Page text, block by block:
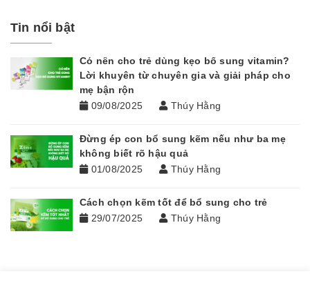
Tin nổi bật
Có nên cho trẻ dùng kẹo bổ sung vitamin?
Lời khuyên từ chuyên gia và giải pháp cho
mẹ bận rộn
09/08/2025
Thúy Hằng
Đừng ép con bổ sung kẽm nếu như ba mẹ
không biết rõ hậu quả
01/08/2025
Thúy Hằng
Cách chọn kẽm tốt để bổ sung cho trẻ
29/07/2025
Thúy Hằng